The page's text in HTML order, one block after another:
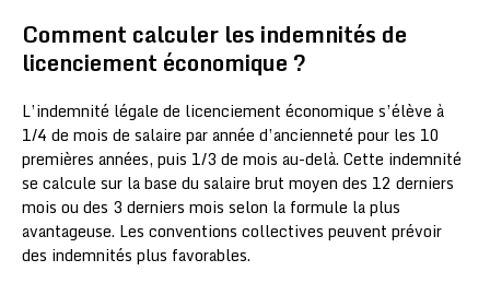
Comment calculer les indemnités de
licenciement économique ?
L’indemnité légale de licenciement économique s’élève à
1/4 de mois de salaire par année d’ancienneté pour les 10
premières années, puis 1/3 de mois au-delà. Cette indemnité
se calcule sur la base du salaire brut moyen des 12 derniers
mois ou des 3 derniers mois selon la formule la plus
avantageuse. Les conventions collectives peuvent prévoir
des indemnités plus favorables.